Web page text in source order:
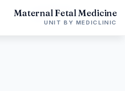
Maternal Fetal Medicine
UNIT BY MEDICLINIC
الرئيسية سياسة الخصوصية